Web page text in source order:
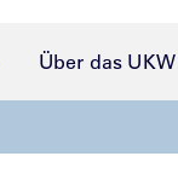
Über das UKW